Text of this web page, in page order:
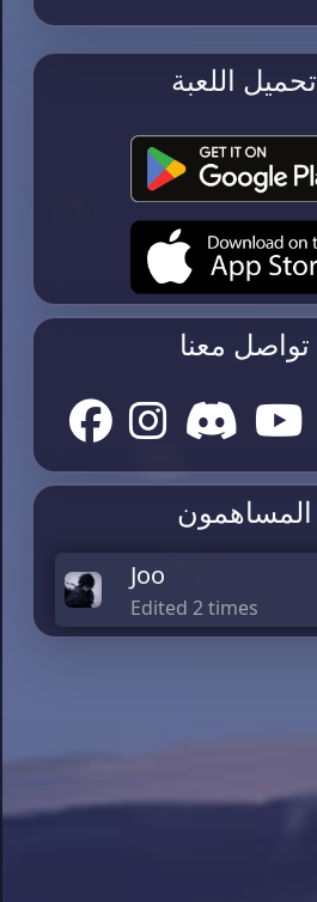
تحميل اللعبة
تواصل معنا
المساهمون
Joo
Edited 2 times